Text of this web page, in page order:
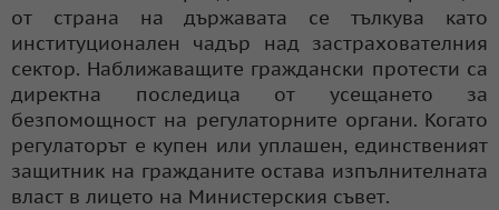
от страна на държавата се тълкува като
институционален чадър над застрахователния
сектор. Наближаващите граждански протести са
директна последица от усещането за
безпомощност на регулаторните органи. Когато
регулаторът е купен или уплашен, единственият
защитник на гражданите остава изпълнителната
власт в лицето на Министерския съвет.